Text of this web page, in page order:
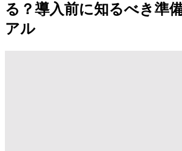
る？導入前に知るべき準
アル